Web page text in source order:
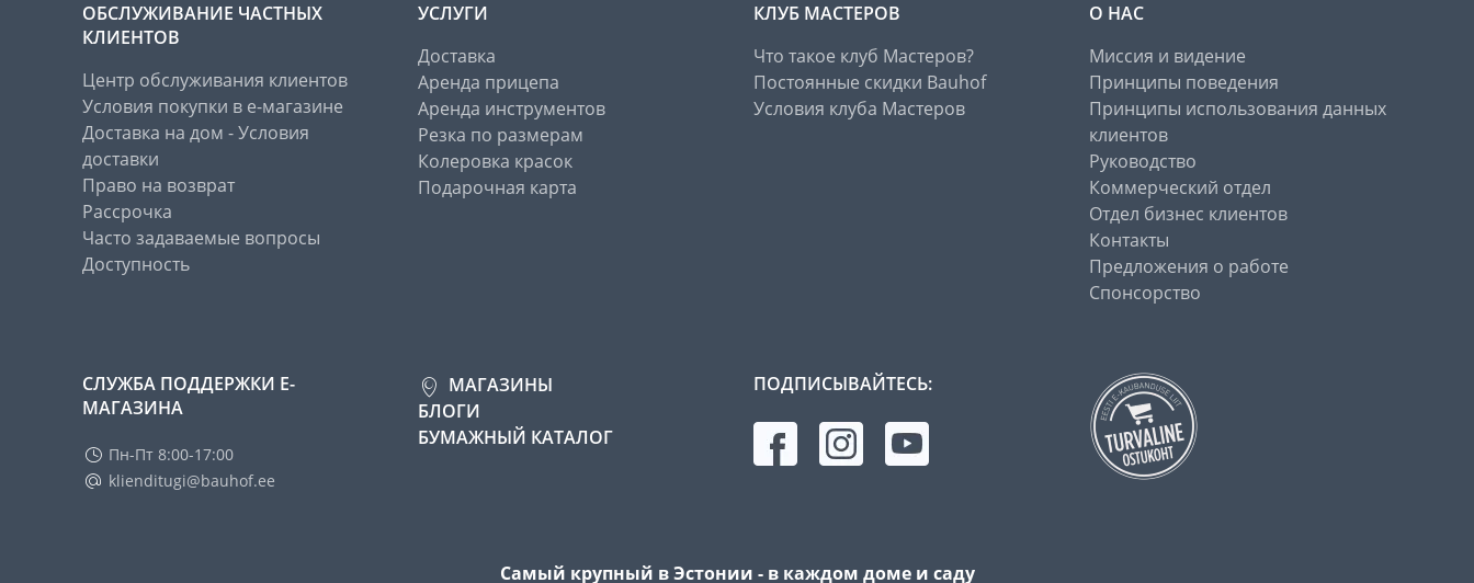
ОБСЛУЖИВАНИЕ ЧАСТНЫХ
КЛИЕНТОВ
Центр обслуживания клиентов
Условия покупки в е-магазине
Доставка на дом - Условия
доставки
Право на возврат
Рассрочка
Часто задаваемые вопросы
Доступность
УСЛУГИ
Доставка
Аренда прицепа
Аренда инструментов
Резка по размерам
Колеровка красок
Подарочная карта
КЛУБ МАСТЕРОВ
Что такое клуб Мастеров?
Постоянные скидки Bauhof
Условия клуба Мастеров
О НАС
Миссия и видение
Принципы поведения
Принципы использования данных
клиентов
Руководство
Коммерческий отдел
Отдел бизнес клиентов
Контакты
Предложения о работе
Спонсорство
СЛУЖБА ПОДДЕРЖКИ Е-
МАГАЗИНА
Пн-Пт 8:00-17:00
klienditugi@bauhof.ee
МАГАЗИНЫ
БЛОГИ
БУМАЖНЫЙ КАТАЛОГ
ПОДПИСЫВАЙТЕСЬ:
Самый крупный в Эстонии - в каждом доме и саду